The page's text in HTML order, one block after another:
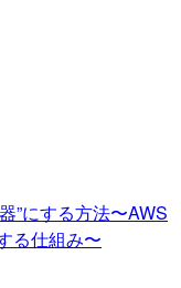
”にする方法〜AWS
る仕組み〜